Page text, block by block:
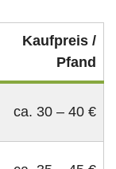
Kaufpreis /
Pfand
ca. 30 – 40 €